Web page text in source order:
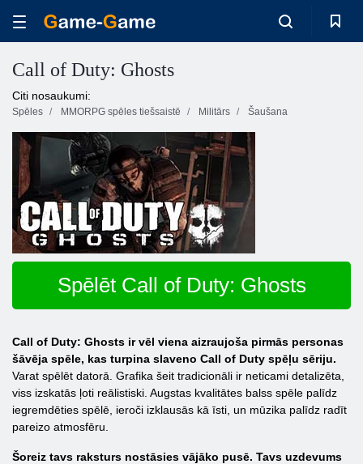
Call of Duty: Ghosts
Citi nosaukumi:
Spēles MMORPG spēles tiešsaistē Militārs Šaušana
Spēlēt Call of Duty: Ghosts
Call of Duty: Ghosts ir vēl viena aizraujoša pirmās personas
šāvēja spēle, kas turpina slaveno Call of Duty spēļu sēriju.
Varat spēlēt datorā. Grafika šeit tradicionāli ir neticami detalizēta,
viss izskatās ļoti reālistiski. Augstas kvalitātes balss spēle palīdz
iegremdēties spēlē, ieroči izklausās kā īsti, un mūzika palīdz radīt
pareizo atmosfēru.
Šoreiz tavs raksturs nostāsies vājāko pusē. Tavs uzdevums